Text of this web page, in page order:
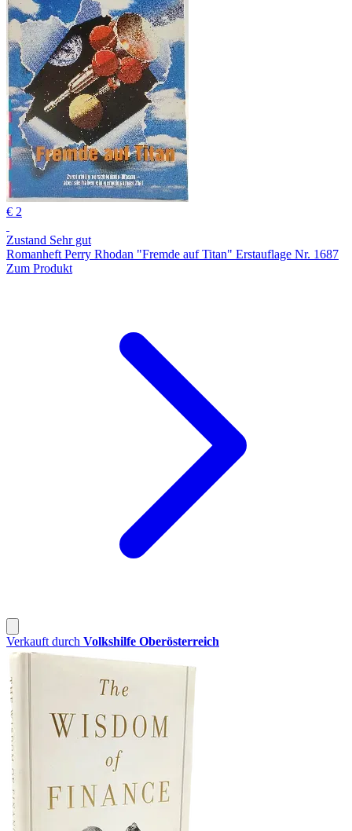
€ 2
Zustand Sehr gut
Romanheft Perry Rhodan "Fremde auf Titan" Erstauflage Nr. 1687
Zum Produkt
Verkauft durch Volkshilfe Oberösterreich